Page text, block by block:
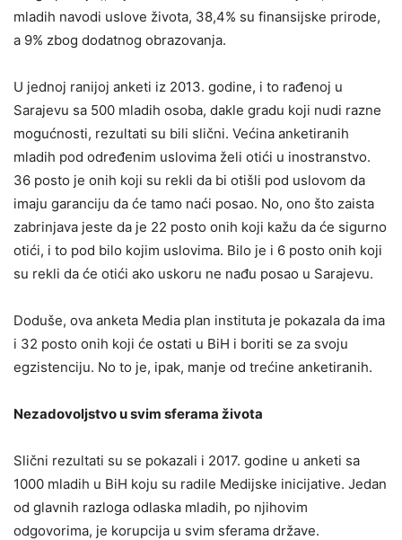
mladih navodi uslove života, 38,4% su finansijske prirode,
a 9% zbog dodatnog obrazovanja.
U jednoj ranijoj anketi iz 2013. godine, i to rađenoj u
Sarajevu sa 500 mladih osoba, dakle gradu koji nudi razne
mogućnosti, rezultati su bili slični. Većina anketiranih
mladih pod određenim uslovima želi otići u inostranstvo.
36 posto je onih koji su rekli da bi otišli pod uslovom da
imaju garanciju da će tamo naći posao. No, ono što zaista
zabrinjava jeste da je 22 posto onih koji kažu da će sigurno
otići, i to pod bilo kojim uslovima. Bilo je i 6 posto onih koji
su rekli da će otići ako uskoru ne nađu posao u Sarajevu.
Doduše, ova anketa Media plan instituta je pokazala da ima
i 32 posto onih koji će ostati u BiH i boriti se za svoju
egzistenciju. No to je, ipak, manje od trećine anketiranih.
Nezadovoljstvo u svim sferama života
Slični rezultati su se pokazali i 2017. godine u anketi sa
1000 mladih u BiH koju su radile Medijske inicijative. Jedan
od glavnih razloga odlaska mladih, po njihovim
odgovorima, je korupcija u svim sferama države.